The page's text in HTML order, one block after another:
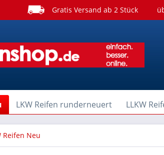
Gratis Versand ab 2 Stück
LKW Reifen runderneuert LLKW
Reifen Neu